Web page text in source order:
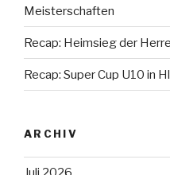
Meisterschaften
Recap: Heimsieg der
Recap: Super Cup U10 in
ARCHIV